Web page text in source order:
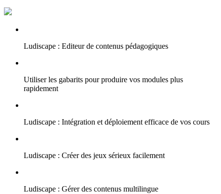
Ludiscape : Editeur de contenus pédagogiques
Utiliser les gabarits pour produire vos modules plus
rapidement
Ludiscape : Intégration et déploiement efficace de vos cours
Ludiscape : Créer des jeux sérieux facilement
Ludiscape : Gérer des contenus multilingue